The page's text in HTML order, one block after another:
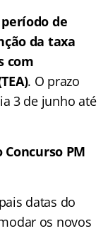
de
da taxa
com
. O prazo
3 de junho até
PM
datas do
os novos